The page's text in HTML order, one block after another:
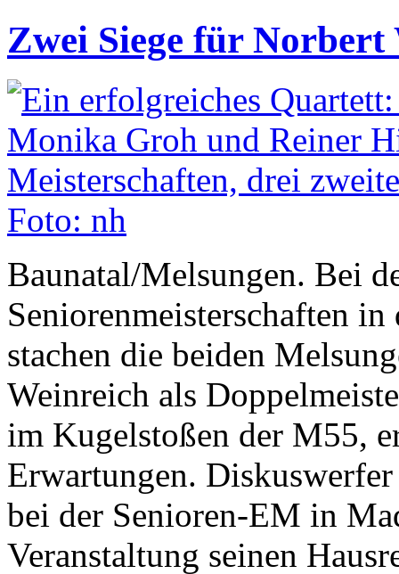
Zwei Siege für Norbert
Baunatal/Melsungen. Bei
Seniorenmeisterschaften
stachen die beiden
Weinreich als
im Kugelstoßen der M55,
Erwartungen.
bei der Senioren-EM in
Veranstaltung seinen